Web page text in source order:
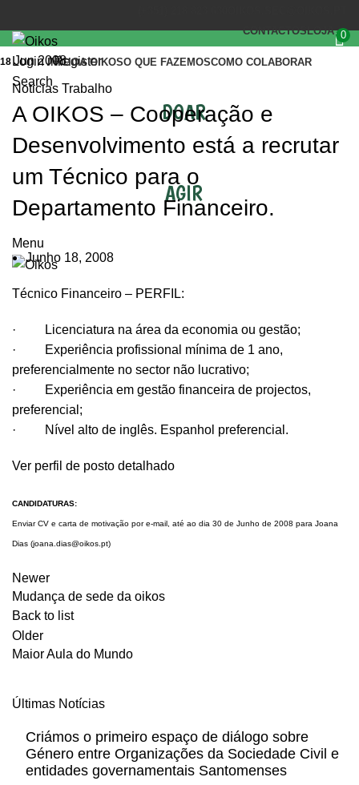
CONTACTOSLOJA 0
Login / Register
Search
INÍCIOA OIKOSO QUE FAZEMOSCOMO COLABORAR
DOAR
AGIR
Menu
Noticias Trabalho
A OIKOS – Cooperação e
Desenvolvimento está a recrutar
um Técnico para o
Departamento Financeiro.
Junho 18, 2008
18 Jun 2008
Técnico Financeiro – PERFIL:
· Licenciatura na área da economia ou gestão;
· Experiência profissional mínima de 1 ano,
preferencialmente no sector não lucrativo;
· Experiência em gestão financeira de projectos,
preferencial;
· Nível alto de inglês. Espanhol preferencial.
Ver perfil de posto detalhado
CANDIDATURAS:
Enviar CV e carta de motivação por e-mail, até ao dia 30 de Junho de 2008 para Joana
Dias (joana.dias@oikos.pt)
Newer
Mudança de sede da oikos
Back to list
Older
Maior Aula do Mundo
Últimas Notícias
Criámos o primeiro espaço de diálogo sobre
Género entre Organizações da Sociedade Civil e
entidades governamentais Santomenses